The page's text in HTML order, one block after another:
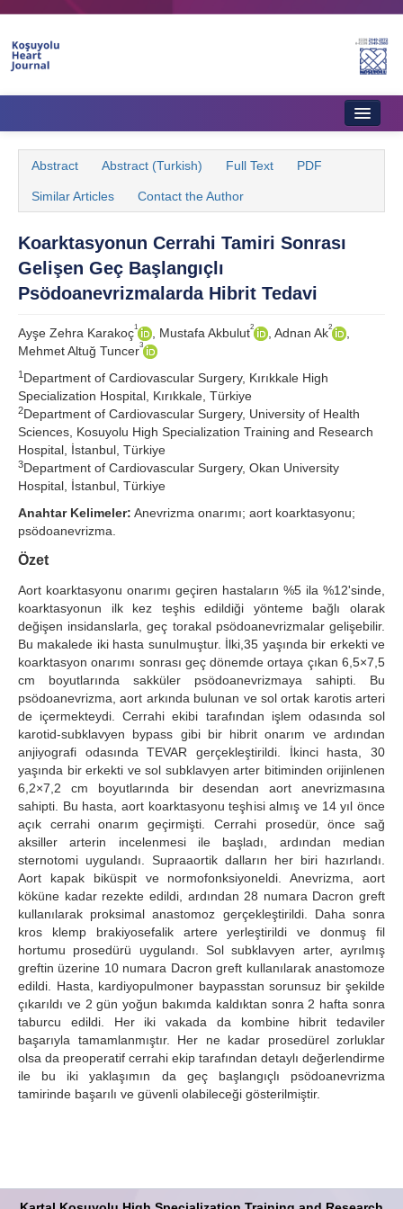
Aims & Scope
Editorial Board
Instructions to Authors
Instructions to Reviewers
Ethics & Policies
Contact Us
Search Articles
Abstract Abstract (Turkish) Full Text PDF
Similar Articles Contact the Author
Koarktasyonun Cerrahi Tamiri Sonrası
Gelişen Geç Başlangıçlı
Psödoanevrizmalarda Hibrit Tedavi
Ayşe Zehra Karakoç1 , Mustafa Akbulut2 , Adnan Ak2
Mehmet Altuğ Tuncer3
1 Department of Cardiovascular Surgery, Kırıkkale High
Specialization Hospital, Kırıkkale, Türkiye
2Department of Cardiovascular Surgery, University of Health
Sciences, Kosuyolu High Specialization Training and Research
Hospital, İstanbul, Türkiye
3Department of Cardiovascular Surgery, Okan University
Hospital, İstanbul, Türkiye
Anahtar Kelimeler: Anevrizma onarımı; aort koarktasyonu;
psödoanevrizma.
Özet
Aort koarktasyonu onarımı geçiren hastaların %5 ila %12'sinde,
koarktasyonun ilk kez teşhis edildiği yönteme bağlı olarak
değişen insidanslarla, geç torakal psödoanevrizmalar gelişebilir.
Bu makalede iki hasta sunulmuştur. İlki,35 yaşında bir erkekti ve
koarktasyon onarımı sonrası geç dönemde ortaya çıkan 6,5×7,5
cm boyutlarında sakküler psödoanevrizmaya sahipti. Bu
psödoanevrizma, aort arkında bulunan ve sol ortak karotis arteri
de içermekteydi. Cerrahi ekibi tarafından işlem odasında sol
karotid-subklavyen bypass gibi bir hibrit onarım ve ardından
anjiyografi odasında TEVAR gerçekleştirildi. İkinci hasta, 30
yaşında bir erkekti ve sol subklavyen arter bitiminden orijinlenen
6,2×7,2 cm boyutlarında bir desendan aort anevrizmasına
sahipti. Bu hasta, aort koarktasyonu teşhisi almış ve 14 yıl önce
açık cerrahi onarım geçirmişti. Cerrahi prosedür, önce sağ
aksiller arterin incelenmesi ile başladı, ardından median
sternotomi uygulandı. Supraaortik dalların her biri hazırlandı.
Aort kapak biküspit ve normofonksiyoneldi. Anevrizma, aort
köküne kadar rezekte edildi, ardından 28 numara Dacron greft
kullanılarak proksimal anastomoz gerçekleştirildi. Daha sonra
kros klemp brakiyosefalik artere yerleştirildi ve donmuş fil
hortumu prosedürü uygulandı. Sol subklavyen arter, ayrılmış
greftin üzerine 10 numara Dacron greft kullanılarak anastomoze
edildi. Hasta, kardiyopulmoner baypasstan sorunsuz bir şekilde
çıkarıldı ve 2 gün yoğun bakımda kaldıktan sonra 2 hafta sonra
taburcu edildi. Her iki vakada da kombine hibrit tedaviler
başarıyla tamamlanmıştır. Her ne kadar prosedürel zorluklar
olsa da preoperatif cerrahi ekip tarafından detaylı değerlendirme
ile bu iki yaklaşımın da geç başlangıçlı psödoanevrizma
tamirinde başarılı ve güvenli olabileceği gösterilmiştir.